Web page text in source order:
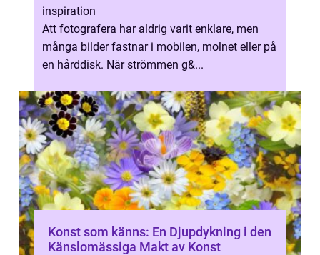
inspiration
Att fotografera har aldrig varit enklare, men
många bilder fastnar i mobilen, molnet eller på
en hårddisk. När strömmen g&...
Konst som känns: En Djupdykning i den
Känslomässiga Makt av Konst